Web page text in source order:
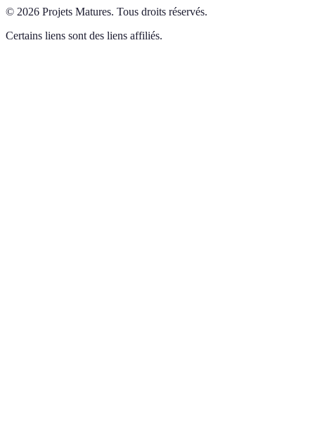
© 2026 Projets Matures. Tous droits réservés.
Certains liens sont des liens affiliés.